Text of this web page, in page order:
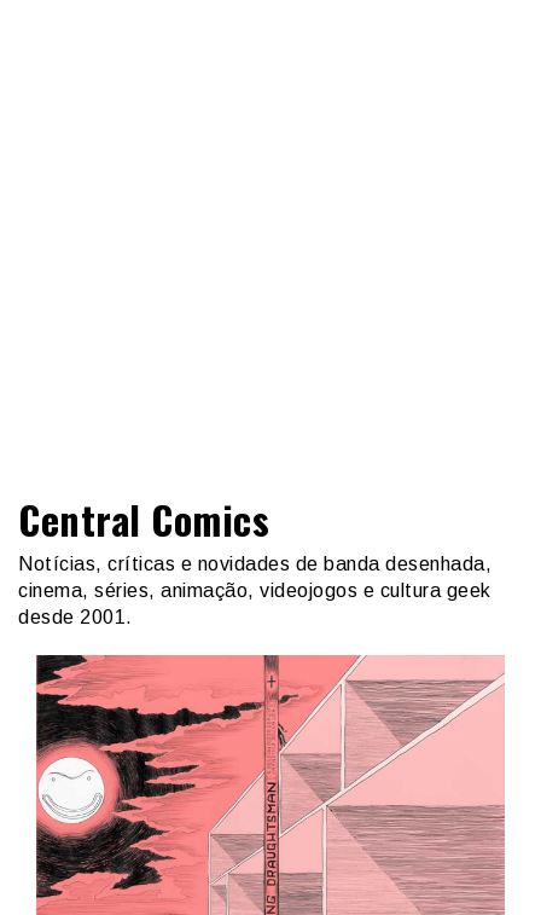
Central Comics
Notícias, críticas e novidades de banda desenhada,
cinema, séries, animação, videojogos e cultura geek
desde 2001.